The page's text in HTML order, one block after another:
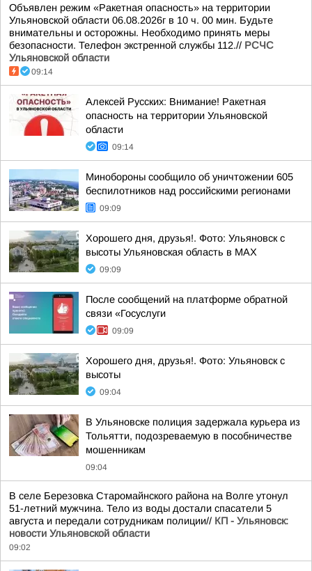
Объявлен режим «Ракетная опасность» на территории
Ульяновской области 06.08.2026г в 10 ч. 00 мин. Будьте
внимательны и осторожны. Необходимо принять меры
безопасности. Телефон экстренной службы 112.// РСЧС
Ульяновской области
09:14
Алексей Русских: Внимание! Ракетная
опасность на территории Ульяновской
области
09:14
Минобороны сообщило об уничтожении 605
беспилотников над российскими регионами
09:09
Хорошего дня, друзья!. Фото: Ульяновск с
высоты Ульяновская область в MAX
09:09
После сообщений на платформе обратной
связи «Госуслуги
09:09
Хорошего дня, друзья!. Фото: Ульяновск с
высоты
09:04
В Ульяновске полиция задержала курьера из
Тольятти, подозреваемую в пособничестве
мошенникам
09:04
В селе Березовка Старомайнского района на Волге утонул
51-летний мужчина. Тело из воды достали спасатели 5
августа и передали сотрудникам полиции// КП - Ульяновск:
новости Ульяновской области
09:02